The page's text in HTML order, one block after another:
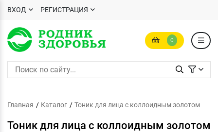
ВХОД РЕГИСТРАЦИЯ
0
Главная Каталог Тоник для лица с коллоидным золотом
Тоник для лица с коллоидным золотом